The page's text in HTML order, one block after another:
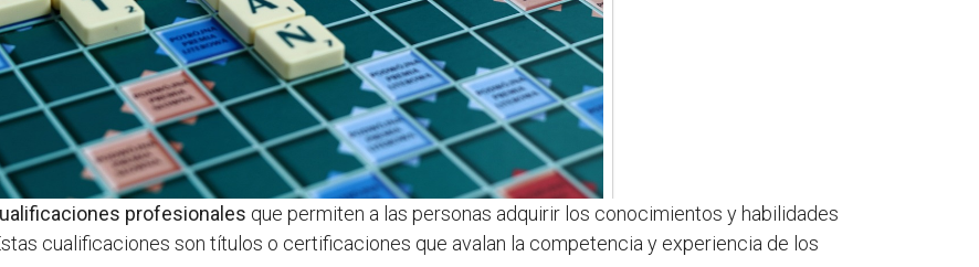
profesionales que permiten a las personas adquirir los conocimientos y habilidades
cualificaciones son títulos o certificaciones que avalan la competencia y experiencia de los